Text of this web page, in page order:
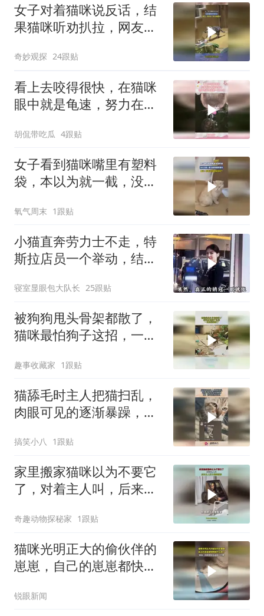
女子对着猫咪说反话，结
果猫咪听劝扒拉，网友：
奇妙观探 24跟贴
看上去咬得很快，在猫咪
眼中就是龟速，努力在天
胡侃带吃瓜 4跟贴
女子看到猫咪嘴里有塑料
袋，本以为就一截，没想
氧气周末 1跟贴
小猫直奔劳力士不走，特
斯拉店员一个举动，结果
寝室显眼包大队长 25跟贴
被狗狗甩头骨架都散了，
猫咪最怕狗子这招，一甩
趣事收藏家 1跟贴
猫舔毛时主人把猫扫乱，
肉眼可见的逐渐暴躁，
搞笑小八 1跟贴
家里搬家猫咪以为不要它
了，对着主人叫，后来主
奇趣动物探秘家 1跟贴
猫咪光明正大的偷伙伴的
崽崽，自己的崽崽都快照
锐眼新闻